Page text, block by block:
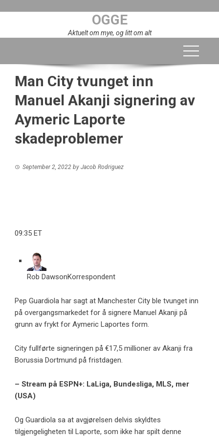
OGGE
Aktuelt om mye, og litt om alt
Man City tvunget inn
Manuel Akanji signering av
Aymeric Laporte
skadeproblemer
September 2, 2022 by Jacob Rodriguez
09:35 ET
Rob DawsonKorrespondent
Pep Guardiola har sagt at Manchester City ble tvunget inn
på overgangsmarkedet for å signere Manuel Akanji på
grunn av frykt for Aymeric Laportes form.
City fullførte signeringen på €17,5 millioner av Akanji fra
Borussia Dortmund på fristdagen.
– Stream på ESPN+: LaLiga, Bundesliga, MLS, mer
(USA)
Og Guardiola sa at avgjørelsen delvis skyldtes
tilgjengeligheten til Laporte, som ikke har spilt denne